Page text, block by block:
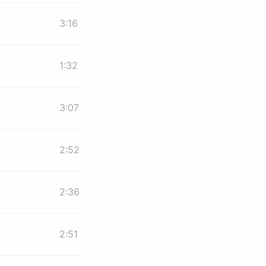
3:16
1:32
3:07
2:52
2:36
2:51